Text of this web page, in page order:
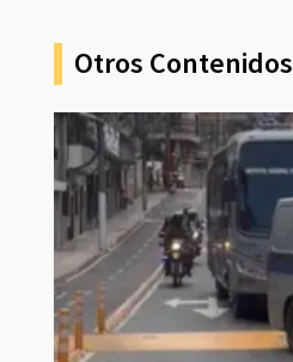
Otros Contenidos